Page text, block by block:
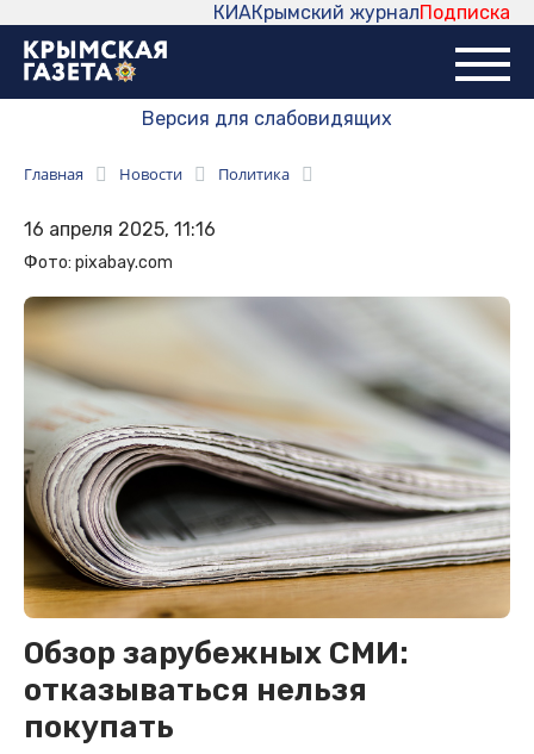
Подписка
Крымский журнал
КИА
Версия для слабовидящих
Главная Новости Политика
16 апреля 2025, 11:16
Фото: pixabay.com
Обзор зарубежных СМИ:
отказываться нельзя
покупать